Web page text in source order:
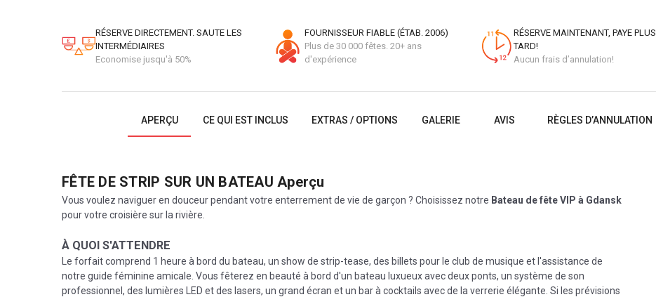
RÉSERVE DIRECTEMENT. SAUTE LES
INTERMÉDIAIRES
Economise jusqu'à 50%
FOURNISSEUR FIABLE (ÉTAB. 2006)
Plus de 30 000 fêtes. 20+ ans
d'expérience
RÉSERVE MAINTENANT, PAYE PLUS
TARD!
Aucun frais d’annulation!
APERÇU CE QUI EST INCLUS EXTRAS / OPTIONS GALERIE AVIS RÈGLES D’ANNULATION
FÊTE DE STRIP SUR UN BATEAU Aperçu
Vous voulez naviguer en douceur pendant votre enterrement de vie de garçon ? Choisissez notre Bateau de fête VIP à Gdansk
pour votre croisière sur la rivière.
À QUOI S'ATTENDRE
Le forfait comprend 1 heure à bord du bateau, un show de strip-tease, des billets pour le club de musique et l'assistance de
notre guide féminine amicale. Vous fêterez en beauté à bord d'un bateau luxueux avec deux ponts, un système de son
professionnel, des lumières LED et des lasers, un grand écran et un bar à cocktails avec de la verrerie élégante. Si les prévisions